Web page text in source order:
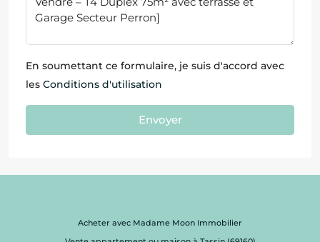
En soumettant ce formulaire, je suis d'accord avec
les Conditions d'utilisation
Envoyer
Acheter avec Madame Moon Immobilier